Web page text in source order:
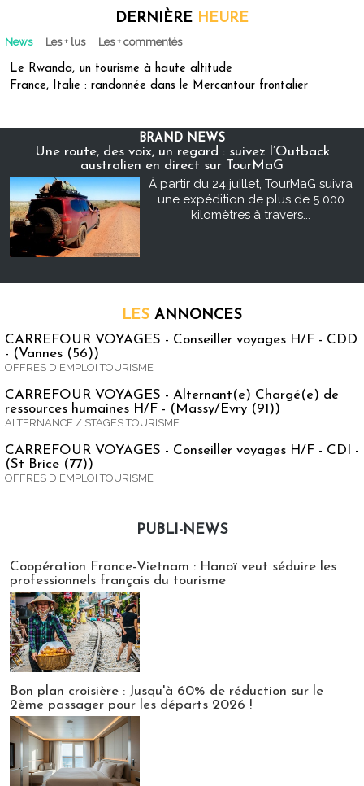
DERNIÈRE HEURE
News Les + lus Les + commentés
Le Rwanda, un tourisme à haute altitude
France, Italie : randonnée dans le Mercantour frontalier
BRAND NEWS
Une route, des voix, un regard : suivez l’Outback
australien en direct sur TourMaG
À partir du 24 juillet, TourMaG suivra
une expédition de plus de 5 000
kilomètres à travers...
LES ANNONCES
CARREFOUR VOYAGES - Conseiller voyages H/F - CDD
- (Vannes (56))
OFFRES D'EMPLOI TOURISME
CARREFOUR VOYAGES - Alternant(e) Chargé(e) de
ressources humaines H/F - (Massy/Evry (91))
ALTERNANCE / STAGES TOURISME
CARREFOUR VOYAGES - Conseiller voyages H/F - CDI -
(St Brice (77))
OFFRES D'EMPLOI TOURISME
PUBLI-NEWS
Coopération France-Vietnam : Hanoï veut séduire les
professionnels français du tourisme
Bon plan croisière : Jusqu'à 60% de réduction sur le
2ème passager pour les départs 2026 !